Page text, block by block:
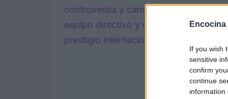
Encocina
If you wish
sensitive
confirm
continue
information
controversia y cambios significativos,
equipo directivo y una propuesta
prestigio internacional.